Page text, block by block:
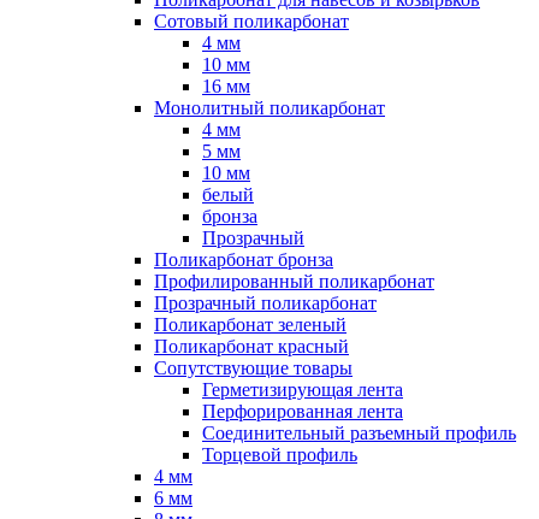
Сотовый поликарбонат
4 мм
10 мм
16 мм
Монолитный поликарбонат
4 мм
5 мм
10 мм
белый
бронза
Прозрачный
Поликарбонат бронза
Профилированный поликарбонат
Прозрачный поликарбонат
Поликарбонат зеленый
Поликарбонат красный
Сопутствующие товары
Герметизирующая лента
Перфорированная лента
Соединительный разъемный профиль
Торцевой профиль
4 мм
6 мм